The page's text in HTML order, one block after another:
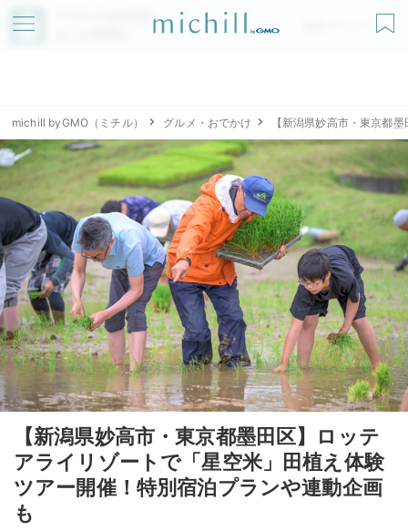
アプリでmichillが
無料ダウンロード
michill byGMO（ミチル） グルメ・おでかけ 【新潟県妙⾼市・東京都
【新潟県妙⾼市・東京都墨田区】ロッテ
アライリゾートで「星空米」田植え体験
ツアー開催！特別宿泊プランや連動企画
も